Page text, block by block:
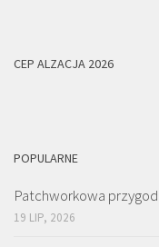
CEP ALZACJA 2026
POPULARNE
Patchworkowa
19 LIP, 2026